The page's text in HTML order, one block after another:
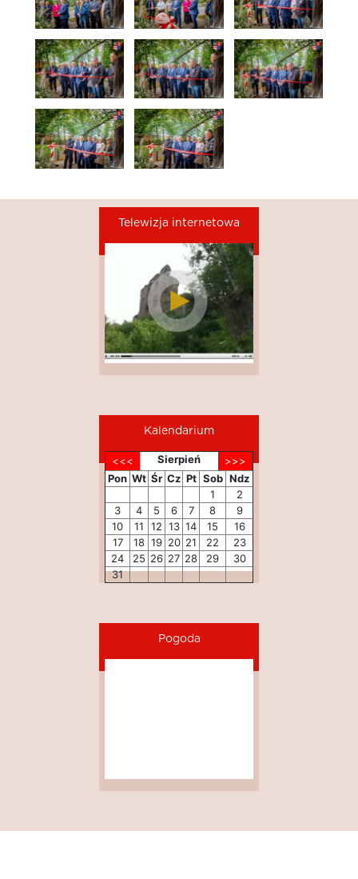
Telewizja internetowa
Kalendarium
Sierpień
Pon Wt Śr Cz Pt Sob Ndz
1
2
3
4 5 6 7 8
9
10
11 12 13 14 15
16
17
18 19 20 21 22
23
24
25 26 27 28 29
30
31
Pogoda